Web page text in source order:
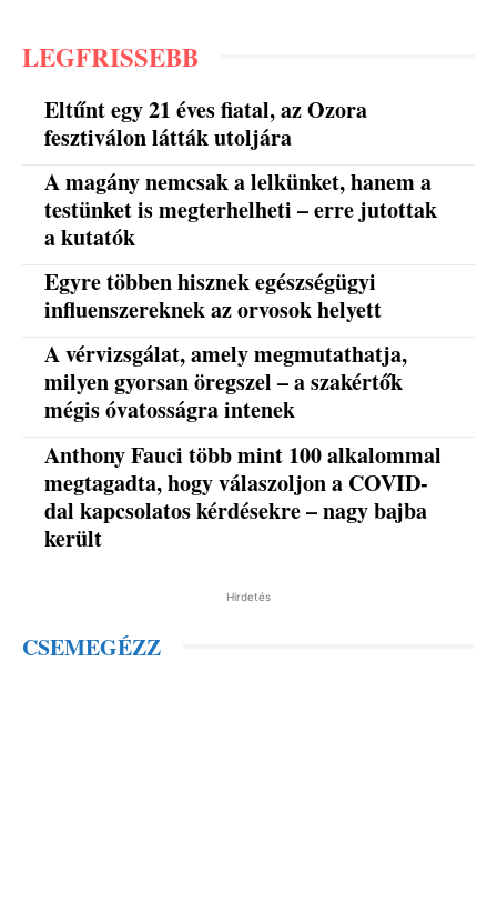
LEGFRISSEBB
Eltűnt egy 21 éves fiatal, az Ozora
fesztiválon látták utoljára
A magány nemcsak a lelkünket, hanem a
testünket is megterhelheti – erre jutottak
a kutatók
Egyre többen hisznek egészségügyi
influenszereknek az orvosok helyett
A vérvizsgálat, amely megmutathatja,
milyen gyorsan öregszel – a szakértők
mégis óvatosságra intenek
Anthony Fauci több mint 100 alkalommal
megtagadta, hogy válaszoljon a COVID-
dal kapcsolatos kérdésekre – nagy bajba
került
Hirdetés
CSEMEGÉZZ